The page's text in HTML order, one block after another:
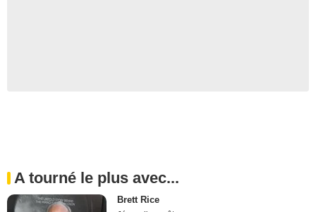
A tourné le plus avec...
Brett Rice